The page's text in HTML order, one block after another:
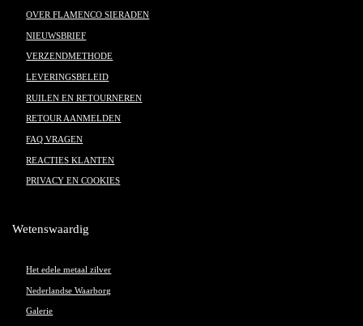
OVER FLAMENCO SIERADEN
NIEUWSBRIEF
VERZENDMETHODE
LEVERINGSBELEID
RUILEN EN RETOURNEREN
RETOUR AANMELDEN
FAQ VRAGEN
REACTIES KLANTEN
PRIVACY EN COOKIES
Wetenswaardig
Het edele metaal zilver
Nederlandse Waarborg
Galerie